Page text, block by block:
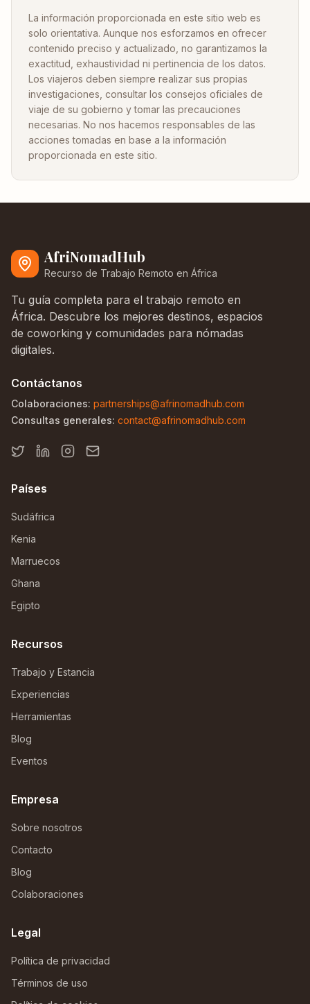
La información proporcionada en este sitio web es
solo orientativa. Aunque nos esforzamos en ofrecer
contenido preciso y actualizado, no garantizamos la
exactitud, exhaustividad ni pertinencia de los datos.
Los viajeros deben siempre realizar sus propias
investigaciones, consultar los consejos oficiales de
viaje de su gobierno y tomar las precauciones
necesarias. No nos hacemos responsables de las
acciones tomadas en base a la información
proporcionada en este sitio.
AfriNomadHub
Recurso de Trabajo Remoto en África
Tu guía completa para el trabajo remoto en
África. Descubre los mejores destinos, espacios
de coworking y comunidades para nómadas
digitales.
Contáctanos
Colaboraciones: partnerships@afrinomadhub.com
Consultas generales: contact@afrinomadhub.com
Países
Sudáfrica
Kenia
Marruecos
Ghana
Egipto
Recursos
Trabajo y Estancia
Experiencias
Herramientas
Blog
Eventos
Empresa
Sobre nosotros
Contacto
Blog
Colaboraciones
Legal
Política de privacidad
Términos de uso